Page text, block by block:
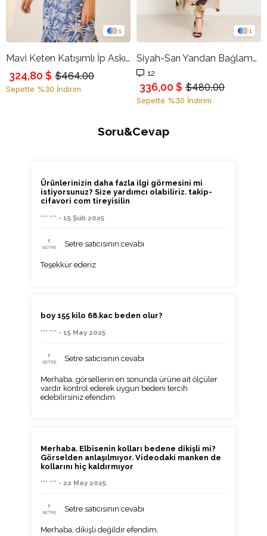
1
Mavi Keten Katışımlı İp Askılı Desenli Tam Kalıp Elbise
$464.00
324,80 $
Sepette %30 İndirim
1
Siyah-Sarı Yandan Bağlamalı Yırtmaç Detaylı Truvakar Kol Desenli Elbise
12
$480.00
336,00 $
Sepette %30 İndirim
Soru&Cevap
Ürünlerinizin daha fazla ilgi görmesini mi
istiyorsunuz? Size yardımcı olabiliriz. takip-
cifavori com tireyisilin
*** *** - 15 Şub 2025
Setre satıcısının cevabı
Teşekkür ederiz
boy 155 kilo 68.kac beden olur?
*** *** - 15 May 2025
Setre satıcısının cevabı
Merhaba, görsellerin en sonunda ürüne ait ölçüler
vardır kontrol ederek uygun bedeni tercih
edebilirsiniz efendim
Merhaba. Elbisenin kolları bedene dikişli mi?
Görselden anlaşılmıyor. Videodaki manken de
kollarını hiç kaldırmıyor
*** *** - 22 May 2025
Setre satıcısının cevabı
Merhaba, dikişli değildir efendim.